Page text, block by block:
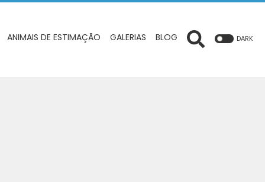
ANIMAIS DE ESTIMAÇÃO GALERIAS BLOG DARK